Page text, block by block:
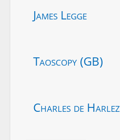
James Legge
Taoscopy (GB)
Charles de Harlez